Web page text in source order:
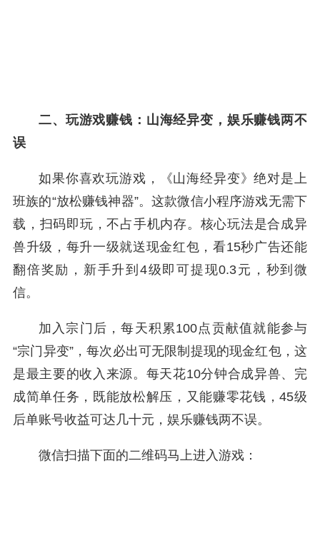
二、玩游戏赚钱：山海经异变，娱乐赚钱两不
误
如果你喜欢玩游戏，《山海经异变》绝对是上
班族的“放松赚钱神器”。这款微信小程序游戏无需下
载，扫码即玩，不占手机内存。核心玩法是合成异
兽升级，每升一级就送现金红包，看15秒广告还能
翻倍奖励，新手升到4级即可提现0.3元，秒到微
信。
加入宗门后，每天积累100点贡献值就能参与
“宗门异变”，每次必出可无限制提现的现金红包，这
是最主要的收入来源。每天花10分钟合成异兽、完
成简单任务，既能放松解压，又能赚零花钱，45级
后单账号收益可达几十元，娱乐赚钱两不误。
微信扫描下面的二维码马上进入游戏：